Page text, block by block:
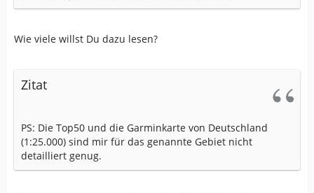
Wie viele willst Du dazu lesen?
Zitat
PS: Die Top50 und die Garminkarte von Deutschland
(1:25.000) sind mir für das genannte Gebiet nicht
detailliert genug.